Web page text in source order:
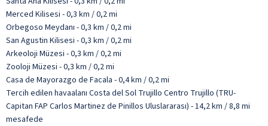
Merced Kilisesi - 0,3 km / 0,2 mi
Orbegoso Meydanı - 0,3 km / 0,2 mi
San Agustin Kilisesi - 0,3 km / 0,2 mi
Arkeoloji Müzesi - 0,3 km / 0,2 mi
Zooloji Müzesi - 0,3 km / 0,2 mi
Casa de Mayorazgo de Facala - 0,4 km / 0,2 mi
Tercih edilen havaalanı Costa del Sol Trujillo Centro Trujillo (TRU-
Capitan FAP Carlos Martinez de Pinillos Uluslararası) - 14,2 km / 8,8 mi
mesafede